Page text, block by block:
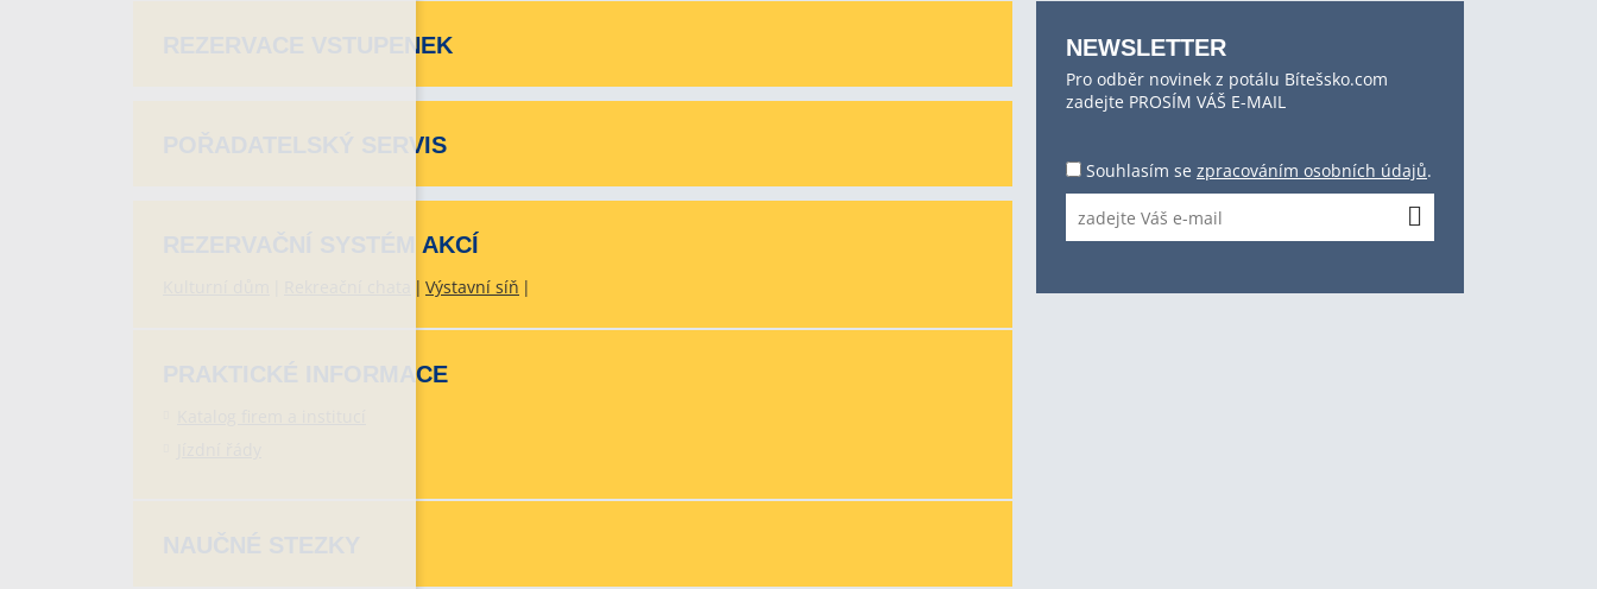
REZERVACE VSTUPENEK
POŘADATELSKÝ SERVIS
REZERVAČNÍ SYSTÉM AKCÍ
Výstavní síň
PRAKTICKÉ INFORMACE
NEWSLETTER
Pro odběr novinek z potálu Bítešsko.com
zadejte PROSÍM VÁŠ E-MAIL
Souhlasím se zpracováním osobních údajů.